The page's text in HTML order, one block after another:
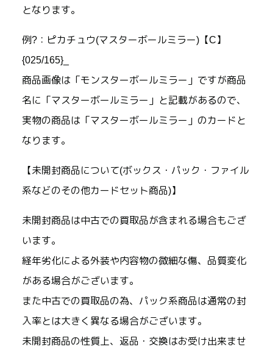
となります。
例?：ピカチュウ(マスターボールミラー)【C】
{025/165}_
商品画像は「モンスターボールミラー」ですが商品
名に「マスターボールミラー」と記載があるので、
実物の商品は「マスターボールミラー」のカードと
なります。
【未開封商品について(ボックス・パック・ファイル
系などのその他カードセット商品)】
未開封商品は中古での買取品が含まれる場合もござ
います。
経年劣化による外装や内容物の微細な傷、品質変化
がある場合がございます。
また中古での買取品の為、パック系商品は通常の封
入率とは大きく異なる場合がございます。
未開封商品の性質上、返品・交換はお受け出来ませ